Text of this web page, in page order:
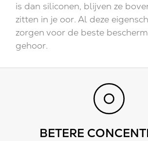
is dan siliconen, blijven ze
zitten in je oor. Al deze
zorgen voor de beste
gehoor.
BETERE